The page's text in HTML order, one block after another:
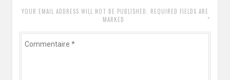
YOUR EMAIL ADDRESS WILL NOT BE PUBLISHED. REQUIRED FIELDS ARE
MARKED
*
Commentaire